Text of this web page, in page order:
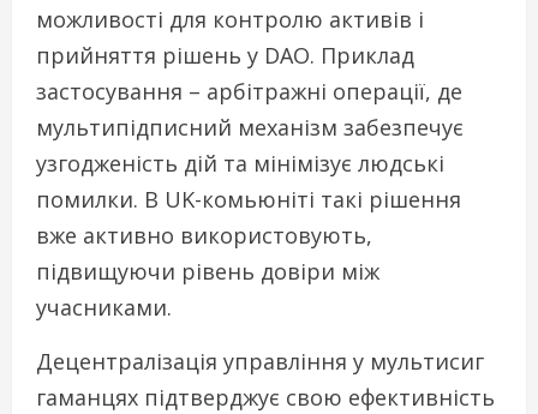
можливості для контролю активів і
прийняття рішень у DAO. Приклад
застосування – арбітражні операції, де
мультипідписний механізм забезпечує
узгодженість дій та мінімізує людські
помилки. В UK-комьюніті такі рішення
вже активно використовують,
підвищуючи рівень довіри між
учасниками.
Децентралізація управління у мультисиг
гаманцях підтверджує свою ефективність